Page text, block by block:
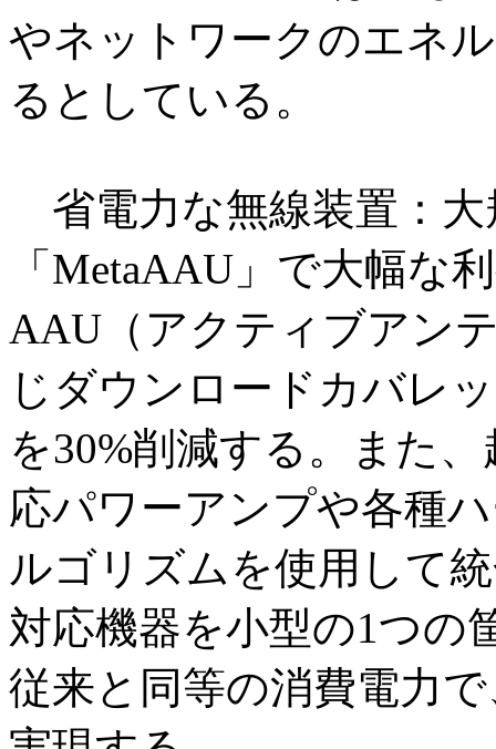
やネットワークのエネ
るとしている。
省電力な無線装置：
「MetaAAU」で大幅な
AAU（アクティブアン
じダウンロードカバレ
を30%削減する。また
応パワーアンプや各種
ルゴリズムを使用して
対応機器を小型の1つの
従来と同等の消費電力